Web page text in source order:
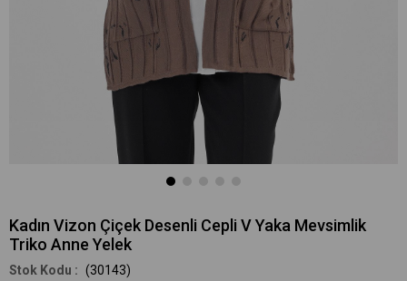
Kadın Vizon Çiçek Desenli Cepli V Yaka Mevsimlik
Triko Anne Yelek
(30143)